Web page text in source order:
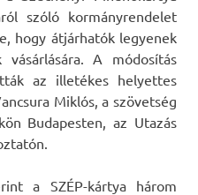
szóló kormányrendelet
hogy átjárhatók legyenek
A módosítás
az illetékes helyettes
Miklós, a szövetség
Budapesten, az Utazás
a SZÉP-kártya három